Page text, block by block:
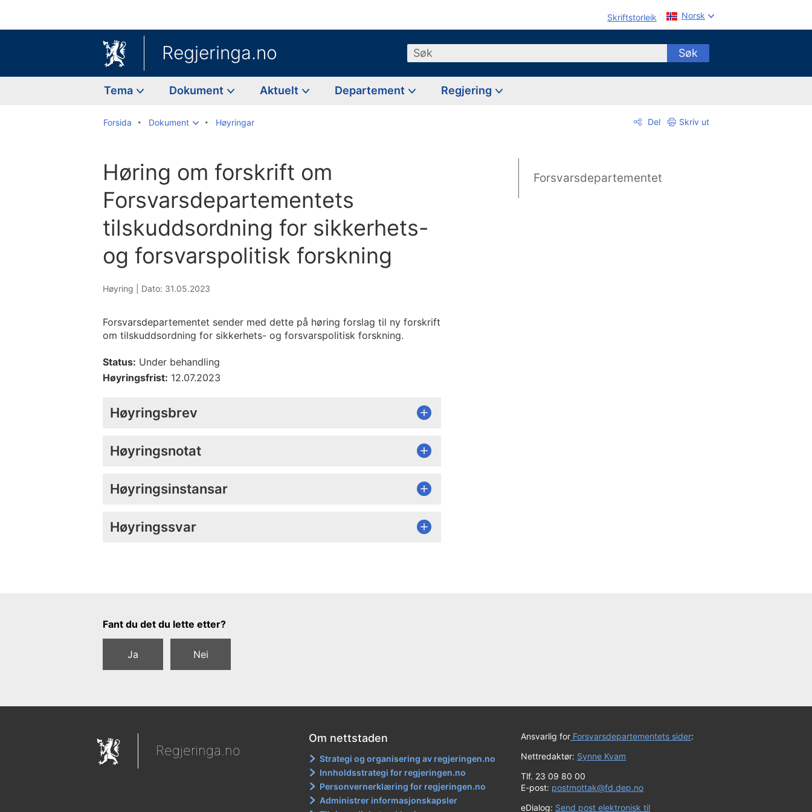
Skriftstorleik Norsk
Regjeringa.no Søk Søk
Tema Dokument Aktuelt Departement Regjering
Forsida Dokument Høyringar Del Skriv ut
Høring om forskrift om
Forsvarsdepartementets
tilskuddsordning for sikkerhets-
og forsvarspolitisk forskning
Høyring | Dato: 31.05.2023
Forsvarsdepartementet sender med dette på høring forslag til ny forskrift
om tilskuddsordning for sikkerhets- og forsvarspolitisk forskning.
Status: Under behandling
Høyringsfrist: 12.07.2023
Høyringsbrev
Høyringsnotat
Høyringsinstansar
Høyringssvar
Forsvarsdepartementet
Tilbakemeldingsskjema
Fant du det du lette etter?
Ja Nei
Regjeringa.no
Om nettstaden
Strategi og organisering av regjeringen.no
Innholdsstrategi for regjeringen.no
Personvernerklæring for regjeringen.no
Administrer informasjonskapsler
Ansvarlig for Forsvarsdepartementets sider:
Nettredaktør: Synne Kvam
Tlf. 23 09 80 00
E-post: postmottak@fd.dep.no
eDialog: Send post elektronisk til